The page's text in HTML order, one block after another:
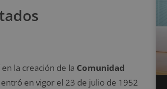
la creación de la Comunidad
en vigor el 23 de julio de 1952